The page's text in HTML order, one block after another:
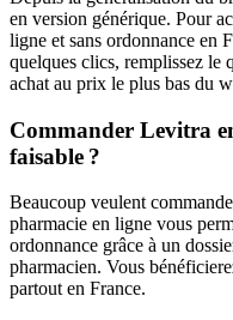
en version générique. Pour
ligne et sans ordonnance en
quelques clics, remplissez le
achat au prix le plus bas du
Commander Levitra
faisable ?
Beaucoup veulent
pharmacie en ligne vous
ordonnance grâce à un
pharmacien. Vous
partout en France.